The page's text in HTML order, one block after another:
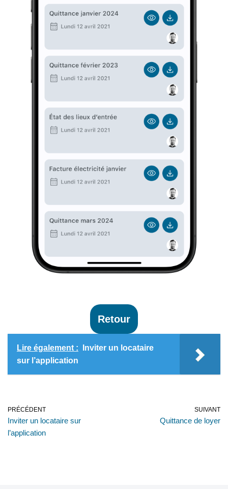
Retour
Lire également :
Inviter un locataire
sur l’application
PRÉCÉDENT
Inviter un locataire sur
l’application
SUIVANT
Quittance de loyer